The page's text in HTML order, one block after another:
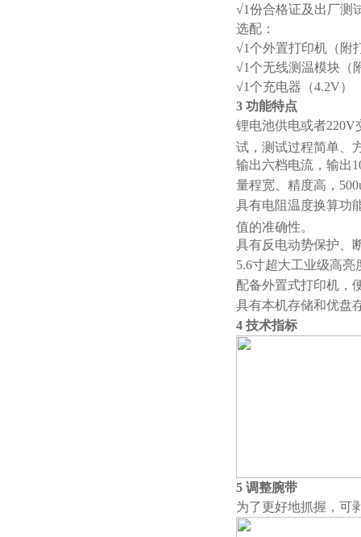
√1份合格证及出厂测
选配：
√1个外置打印机（附
√1个无线测温模块（
√1个充电器（4.2V）
3 功能特点
锂电池供电或者
试，测试过程简单、
输出六档电流，输出
量程宽、精度高，
具有电阻温度换算功
值的准确性。
具有反电动势保护、
5.6寸超大工业级高
配备外置式打印机，
具有本机存储和优盘
4 技术指标
5 调整腕带
为了更好地抓握，可